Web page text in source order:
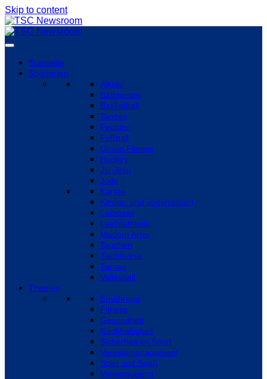
Skip to content
Startseite
Sportarten
Aikido
Badminton
Basketball
Tanzen
Fechten
Fußball
Group Fitness
Hockey
Jiu-Jitsu
Judo
Karate
Kinder- und Jugendsport
Lacrosse
Leichtathletik
Modern Arnis
Tauchen
Tischtennis
Turnen
Volleyball
Themen
Ernährung
Fitness
Gesundheit
Nachhaltigkeit
Sicherheit im Sport
Vereinsmanagement
Spiel und Spaß
Vereinsjugend